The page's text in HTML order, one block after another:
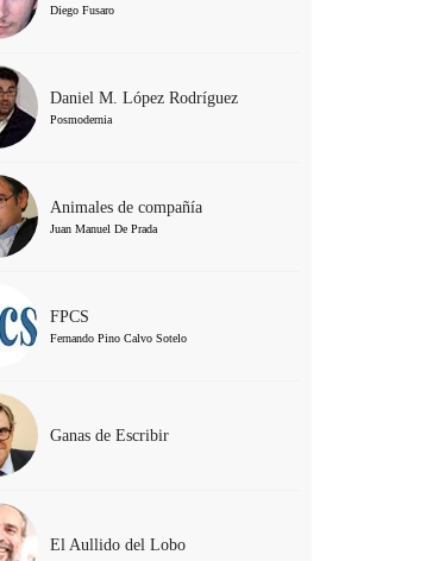
Diego Fusaro
Daniel M. López Rodríguez
Posmodernia
Animales de compañía
Juan Manuel De Prada
FPCS
Fernando Pino Calvo Sotelo
Ganas de Escribir
El Aullido del Lobo